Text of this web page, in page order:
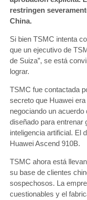
restringen
China.
Si bien TSMC intenta
que un ejecutivo de
de Suiza”, se está
lograr.
TSMC fue contactada
secreto que Huawei
negociando un
diseñado para entrenar
inteligencia artificial. El
Huawei Ascend 910B.
TSMC ahora está
su base de clientes
sospechosos. La
cuestionables y el